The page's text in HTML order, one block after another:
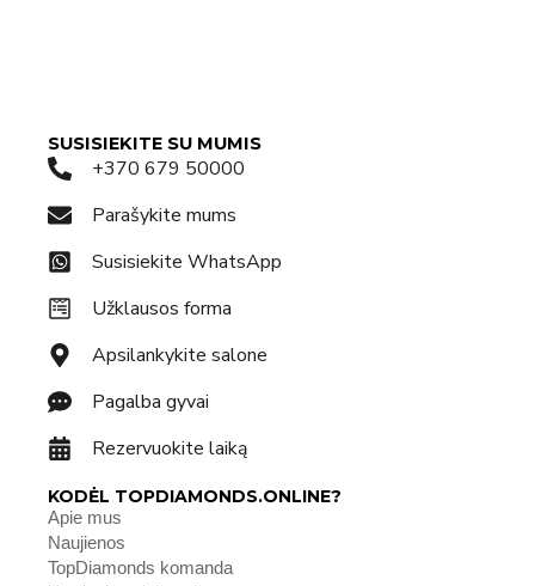
SUSISIEKITE SU MUMIS
+370 679 50000
Parašykite mums
Susisiekite WhatsApp
Užklausos forma
Apsilankykite salone
Pagalba gyvai
Rezervuokite laiką
KODĖL TOPDIAMONDS.ONLINE?
Apie mus
Naujienos
TopDiamonds komanda